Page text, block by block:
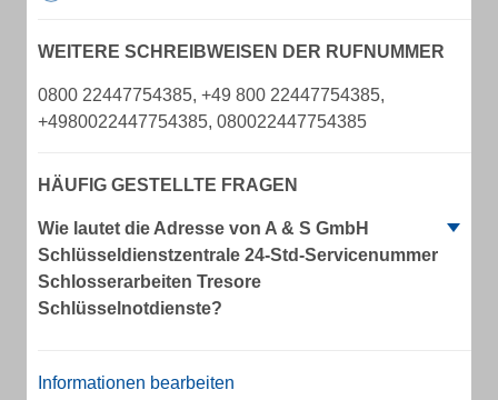
WEITERE SCHREIBWEISEN DER RUFNUMMER
0800 22447754385, +49 800 22447754385,
+4980022447754385, 080022447754385
HÄUFIG GESTELLTE FRAGEN
Wie lautet die Adresse von A & S GmbH
Schlüsseldienstzentrale 24-Std-Servicenummer
Schlosserarbeiten Tresore
Schlüsselnotdienste?
Informationen bearbeiten